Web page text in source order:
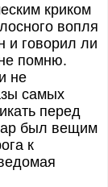
криком
вопля
и говорил ли
помню.
не
самых
перед
был вещим
к